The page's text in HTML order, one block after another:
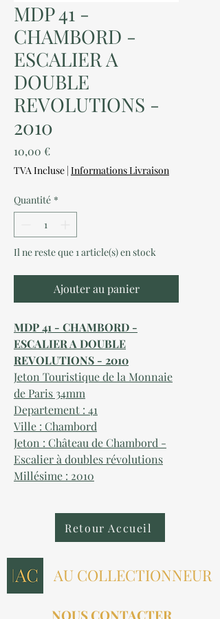
MDP 41 -
CHAMBORD -
ESCALIER A
DOUBLE
REVOLUTIONS -
2010
10,00 €Prix
TVA Incluse | Informations Livraison
Quantité *
Il ne reste que 1 article(s) en stock
Ajouter au panier
MDP 41 - CHAMBORD -
ESCALIER A DOUBLE
REVOLUTIONS - 2010
Jeton Touristique de la Monnaie
de Paris 34mm
Departement : 41
Ville : Chambord
Jeton : Château de Chambord -
Escalier à doubles révolutions
Millésime : 2010
Retour Accueil
AU COLLECTIONNEUR
NOUS CONTACTER